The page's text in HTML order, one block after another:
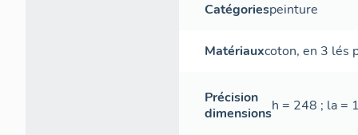
Catégoriespeinture
Matériauxcoton, en 3 lés
Précision
dimensionsh = 248 ; la =